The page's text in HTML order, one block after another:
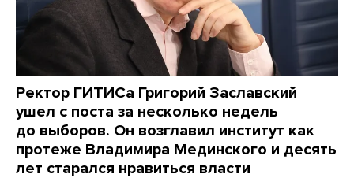
Ректор ГИТИСа Григорий Заславский
ушел с поста за несколько недель
до выборов. Он возглавил институт как
протеже Владимира Мединского и десять
лет старался нравиться власти